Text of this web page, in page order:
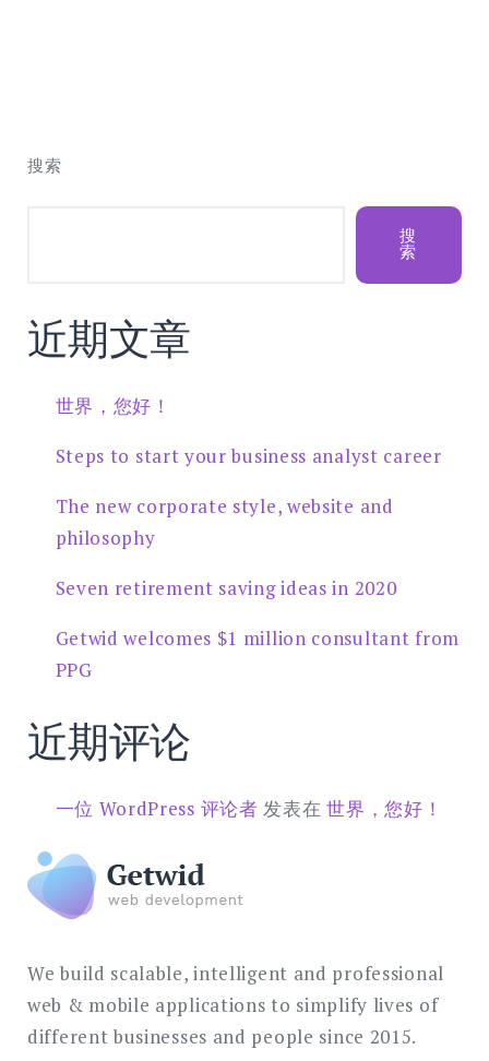
搜索
搜
索
近期文章
世界，您好！
Steps to start your business analyst career
The new corporate style, website and
philosophy
Seven retirement saving ideas in 2020
Getwid welcomes $1 million consultant from
PPG
近期评论
一位 WordPress 评论者 发表在世界，您好！
We build scalable, intelligent and professional
web & mobile applications to simplify lives of
different businesses and people since 2015.